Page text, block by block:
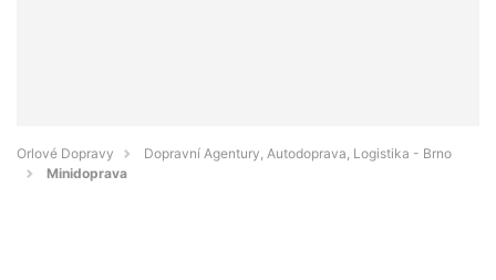
Orlové Dopravy
Dopravní Agentury, Autodoprava, Logistika - Brno
Minidoprava